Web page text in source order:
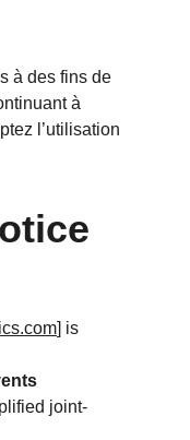
à des fins de
à
l’utilisation
] is
joint-